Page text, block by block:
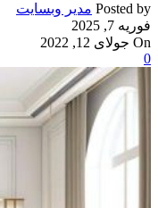
Posted by مدیر وبسایت
فوریه 7, 2025
On جولای 12, 2022
0